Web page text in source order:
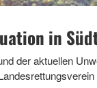
in
der aktuellen